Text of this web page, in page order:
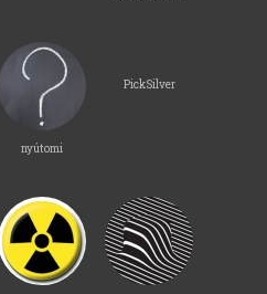
nyútomi
PickSilver